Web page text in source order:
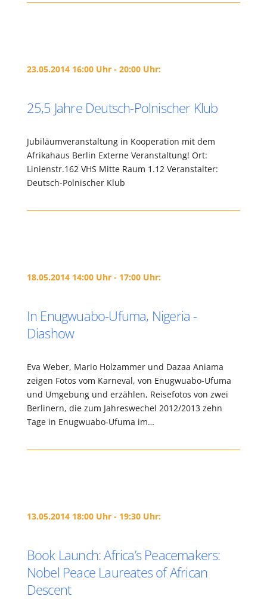
23.05.2014 16:00 Uhr - 20:00 Uhr:
25,5 Jahre Deutsch-Polnischer Klub
Jubiläumveranstaltung in Kooperation mit dem
Afrikahaus Berlin Externe Veranstaltung! Ort:
Linienstr.162 VHS Mitte Raum 1.12 Veranstalter:
Deutsch-Polnischer Klub
18.05.2014 14:00 Uhr - 17:00 Uhr:
In Enugwuabo-Ufuma, Nigeria -
Diashow
Eva Weber, Mario Holzammer und Dazaa Aniama
zeigen Fotos vom Karneval, von Enugwuabo-Ufuma
und Umgebung und erzählen, Reisefotos von zwei
Berlinern, die zum Jahreswechel 2012/2013 zehn
Tage in Enugwuabo-Ufuma im…
13.05.2014 18:00 Uhr - 19:30 Uhr:
Book Launch: Africa’s Peacemakers:
Nobel Peace Laureates of African
Descent